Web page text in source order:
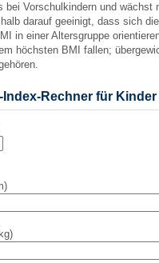
zum
Vorsorgen
Informationsflyer
bei Vorschulkindern und
darauf geeinigt, dass sich
in einer Altersgruppe
höchsten BMI fallen;
Index-Rechner für